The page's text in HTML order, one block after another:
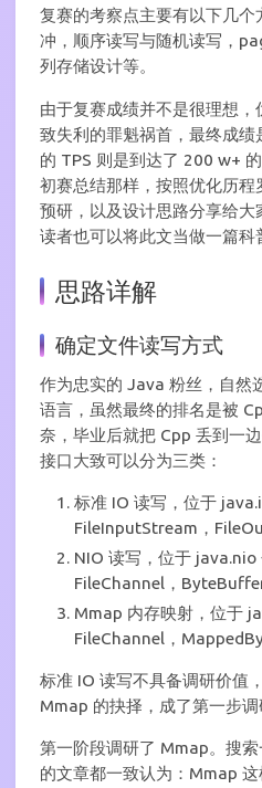
复赛的考察点主要有以下几
冲，顺序读写与随机读写，
列存储设计等。
由于复赛成绩并不是很理想
致失利的罪魁祸首，最终成
的 TPS 则是到达了 200 w+
初赛总结那样，按照优化历
预研，以及设计思路分享给
读者也可以将此文当做一篇科
思路详解
确定文件读写方式
作为忠实的 Java 粉丝，自然
语言，虽然最终的排名是被
奈，毕业后就把 Cpp 丢到一
接口大致可以分为三类：
标准 IO 读写，位于
FileInputStream，
NIO 读写，位于 java.nio
FileChannel，
Mmap 内存映射，位于
FileChannel，
标准 IO 读写不具备调研价值
Mmap 的抉择，成了第一步调
第一阶段调研了 Mmap。搜
的文章都一致认为：Mmap